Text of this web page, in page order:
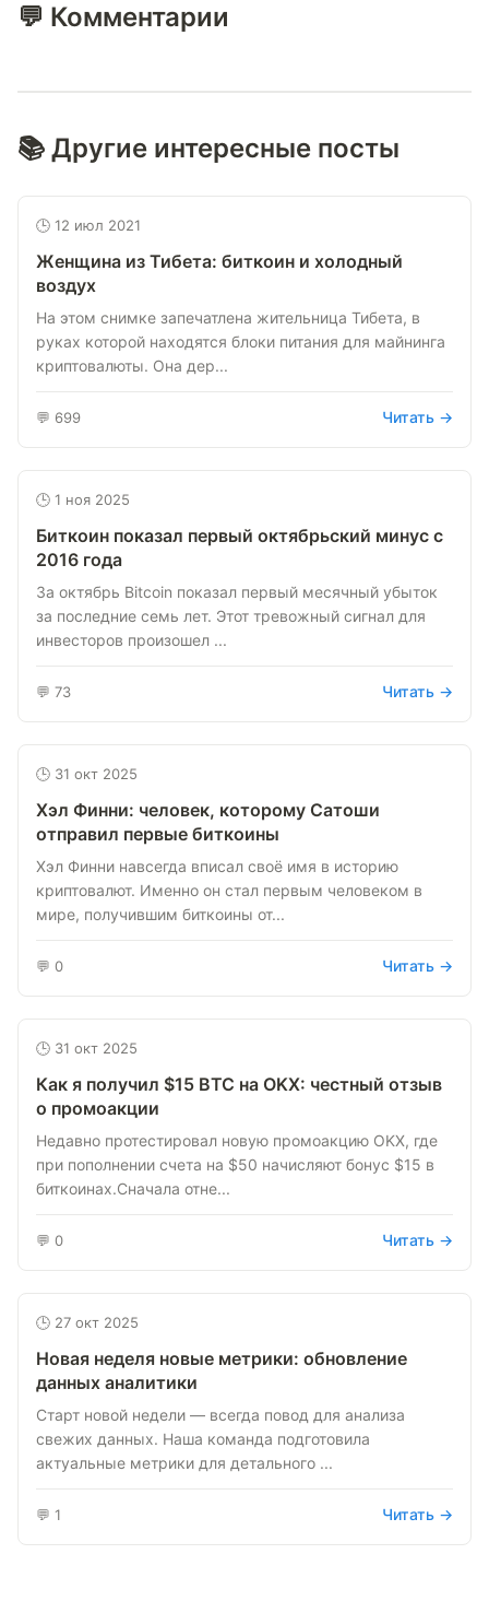
💬 Комментарии
📚 Другие интересные посты
🕒 12 июл 2021
Женщина из Тибета: биткоин и холодный
воздух
На этом снимке запечатлена жительница Тибета, в
руках которой находятся блоки питания для майнинга
криптовалюты. Она дер...
💬 699 Читать →
🕒 1 ноя 2025
Биткоин показал первый октябрьский минус с
2016 года
За октябрь Bitcoin показал первый месячный убыток
за последние семь лет. Этот тревожный сигнал для
инвесторов произошел ...
💬 73 Читать →
🕒 31 окт 2025
Хэл Финни: человек, которому Сатоши
отправил первые биткоины
Хэл Финни навсегда вписал своё имя в историю
криптовалют. Именно он стал первым человеком в
мире, получившим биткоины от...
💬 0 Читать →
🕒 31 окт 2025
Как я получил $15 BTC на OKX: честный отзыв
о промоакции
Недавно протестировал новую промоакцию OKX, где
при пополнении счета на $50 начисляют бонус $15 в
биткоинах.Сначала отне...
💬 0 Читать →
🕒 27 окт 2025
Новая неделя новые метрики: обновление
данных аналитики
Старт новой недели — всегда повод для анализа
свежих данных. Наша команда подготовила
актуальные метрики для детального ...
💬 1 Читать →